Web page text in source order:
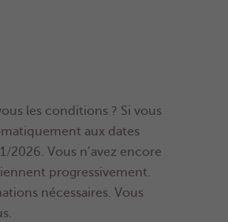
les conditions ? Si vous
aux dates
Vous n’avez encore
progressivement.
nécessaires. Vous